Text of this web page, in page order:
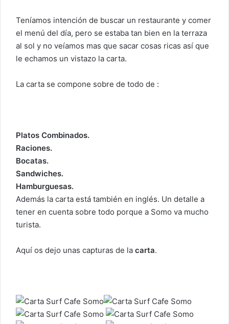
Teníamos intención de buscar un restaurante y comer
el menú del día, pero se estaba tan bien en la terraza
al sol y no veíamos mas que sacar cosas ricas así que
le echamos un vistazo la carta.
La carta se compone sobre de todo de :
Platos Combinados.
Raciones.
Bocatas.
Sandwiches.
Hamburguesas.
Además la carta está también en inglés. Un detalle a
tener en cuenta sobre todo porque a Somo va mucho
turista.
Aquí os dejo unas capturas de la carta.